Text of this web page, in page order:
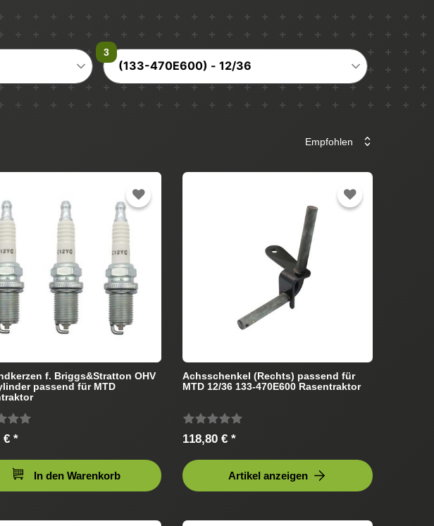
(133-470E600) - 12/36
f. Briggs&Stratton OHV
passend für MTD
€ *
In den Warenkorb
Achsschenkel (Rechts) passend für
MTD 12/36 133-470E600 Rasentraktor
118,80 € *
Artikel anzeigen